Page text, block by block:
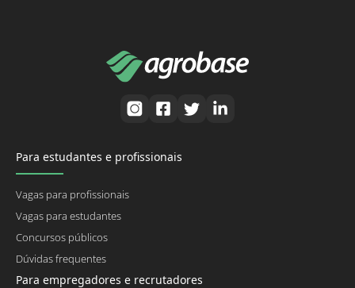
Para estudantes e profissionais
Vagas para profissionais
Vagas para estudantes
Concursos públicos
Dúvidas frequentes
Para empregadores e recrutadores